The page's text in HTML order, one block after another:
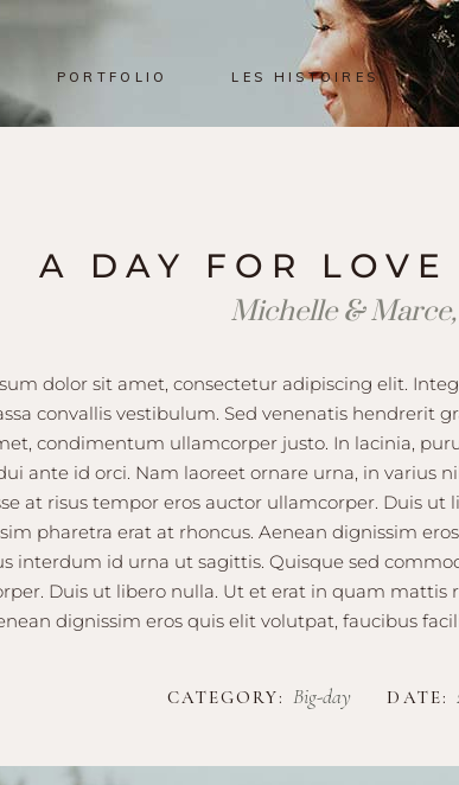
PORTFOLIO LES HISTOIRES
A DAY FOR
Michelle &
dolor sit amet, consectetur adipiscing elit.
convallis vestibulum. Sed venenatis hendrerit
condimentum ullamcorper justo. In lacinia,
ante id orci. Nam laoreet ornare urna, in varius
at risus tempor eros auctor ullamcorper. Duis
pharetra erat at rhoncus. Aenean dignissim
interdum id urna ut sagittis. Quisque sed
Duis ut libero nulla. Ut et erat in quam mattis
dignissim eros quis elit volutpat, faucibus
CATEGORY: Big-day DATE: